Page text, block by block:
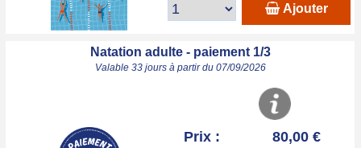
Ajouter
Natation adulte - paiement 1/3
Valable 33 jours à partir du 07/09/2026
Prix : 80,00 €